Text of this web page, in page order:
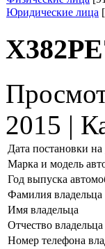
Юридические лица
2015 |
Дата постановки на
Марка и модель
Год выпуска
Фамилия владельца
Имя владельца
Отчество владельца
Номер телефона